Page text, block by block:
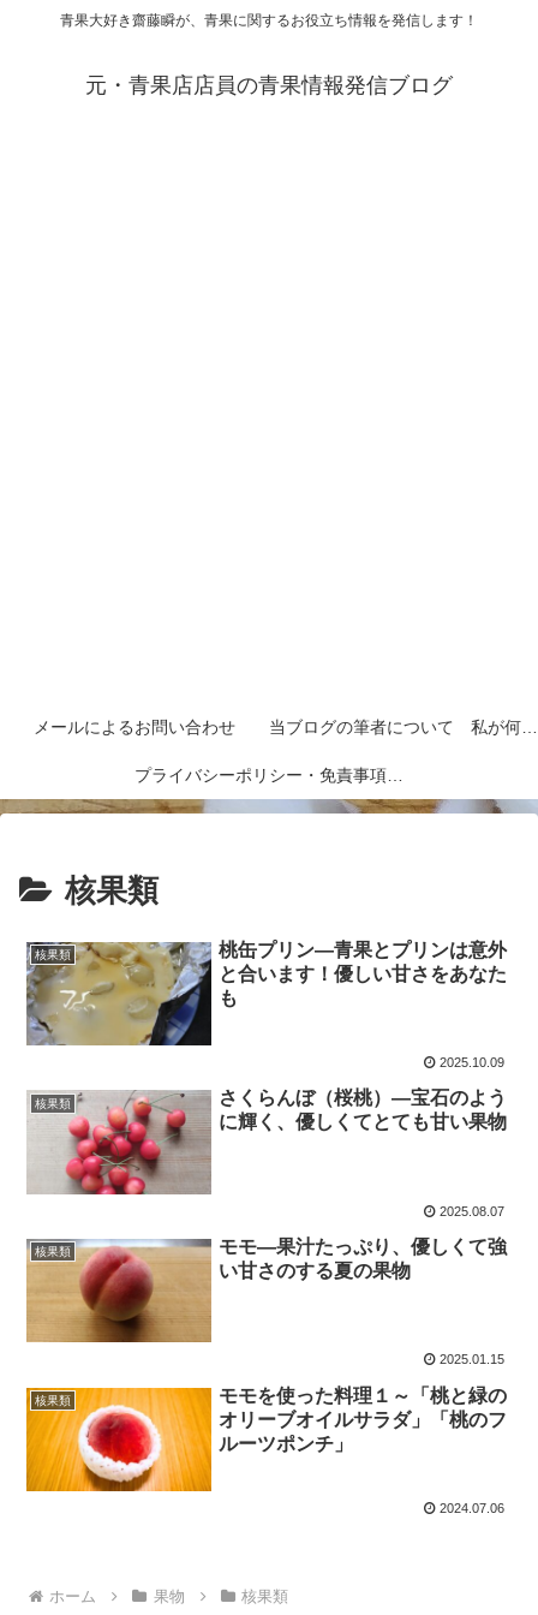
青果大好き齋藤瞬が、青果に関するお役立ち情報を発信します！
元・青果店店員の青果情報発信ブログ
メールによるお問い合わせ 当ブログの筆者について 私が何者なのかを紹介します
プライバシーポリシー・免責事項など
核果類
核果類
桃缶プリン―青果とプリンは意外
と合います！優しい甘さをあなた
も
2025.10.09
核果類
さくらんぼ（桜桃）―宝石のよう
に輝く、優しくてとても甘い果物
2025.08.07
核果類
モモ―果汁たっぷり、優しくて強
い甘さのする夏の果物
2025.01.15
核果類
モモを使った料理１～「桃と緑の
オリーブオイルサラダ」「桃のフ
ルーツポンチ」
2024.07.06
ホーム 果物 核果類